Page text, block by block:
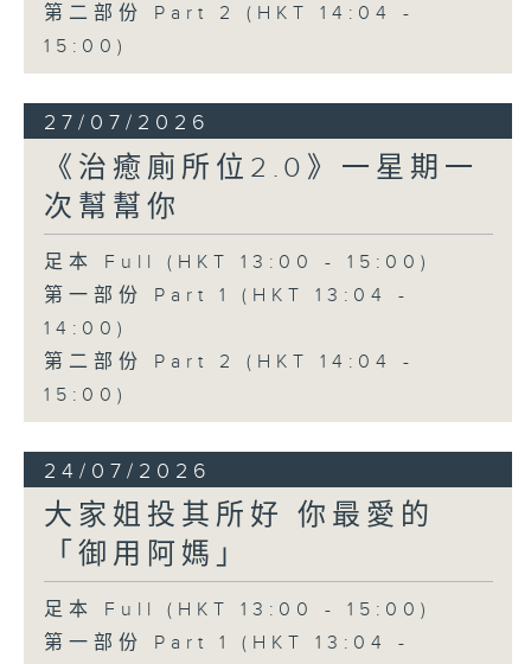
第二部份 Part 2 (HKT 14:04 -
15:00)
27/07/2026
《治癒廁所位2.0》一星期一
次幫幫你
足本 Full (HKT 13:00 - 15:00)
第一部份 Part 1 (HKT 13:04 -
14:00)
第二部份 Part 2 (HKT 14:04 -
15:00)
24/07/2026
大家姐投其所好 你最愛的
「御用阿媽」
足本 Full (HKT 13:00 - 15:00)
第一部份 Part 1 (HKT 13:04 -